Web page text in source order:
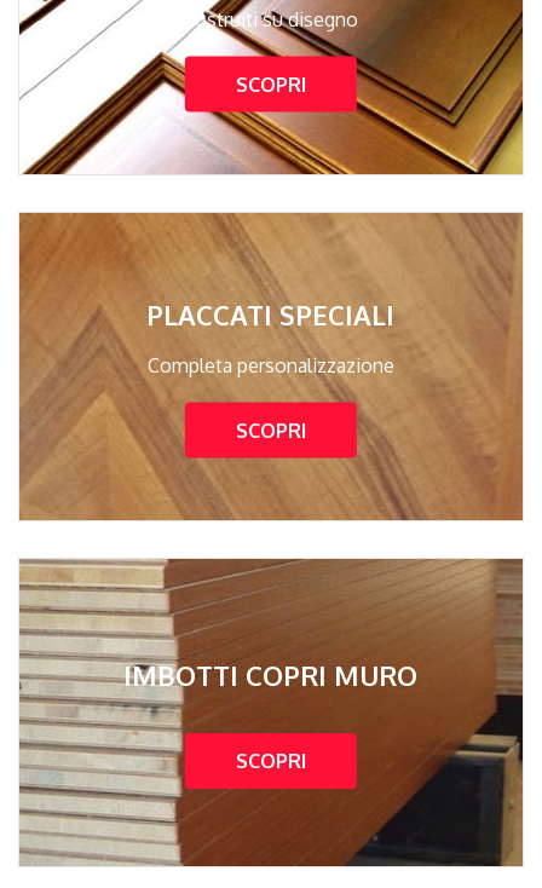
Costruiti su disegno
SCOPRI
PLACCATI SPECIALI
Completa personalizzazione
SCOPRI
IMBOTTI COPRI MURO
SCOPRI